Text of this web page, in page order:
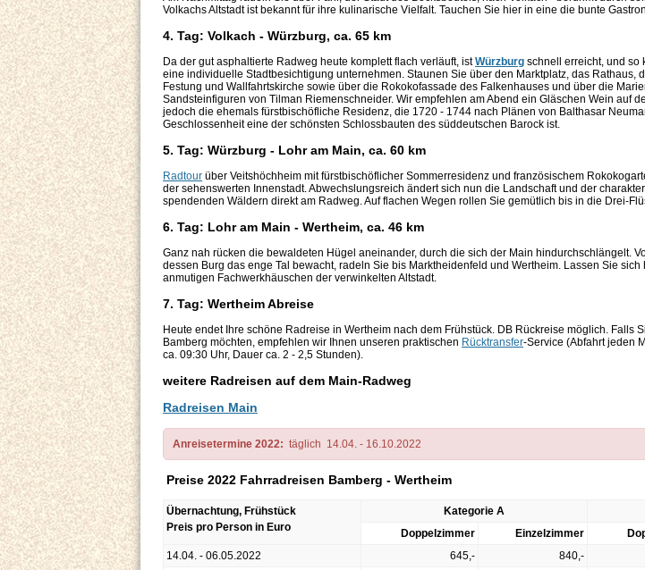
Volkachs Altstadt ist bekannt für ihre kulinarische Vielfalt. Tauchen Sie hier in eine die bunte
4. Tag: Volkach - Würzburg, ca. 65 km
Da der gut asphaltierte Radweg heute komplett flach verläuft, istWürzburg schnell erreicht, und so
eine individuelle Stadtbesichtigung unternehmen. Staunen Sie über den Marktplatz, das Rathaus,
Festung und Wallfahrtskirche sowie über die Rokokofassade des Falkenhauses und über die
Sandsteinfiguren von Tilman Riemenschneider. Wir empfehlen am Abend ein Gläschen Wein auf
jedoch die ehemals fürstbischöfliche Residenz, die 1720 - 1744 nach Plänen von Balthasar
Geschlossenheit eine der schönsten Schlossbauten des süddeutschen Barock ist.
5. Tag: Würzburg - Lohr am Main, ca. 60 km
Radtour über Veitshöchheim mit fürstbischöflicher Sommerresidenz und französischem
der sehenswerten Innenstadt. Abwechslungsreich ändert sich nun die Landschaft und der
spendenden Wäldern direkt am Radweg. Auf flachen Wegen rollen Sie gemütlich bis in die Drei-
6. Tag: Lohr am Main - Wertheim, ca. 46 km
Ganz nah rücken die bewaldeten Hügel aneinander, durch die sich der Main hindurchschlängelt.
dessen Burg das enge Tal bewacht, radeln Sie bis Marktheidenfeld und Wertheim. Lassen Sie
anmutigen Fachwerkhäuschen der verwinkelten Altstadt.
7. Tag: Wertheim Abreise
Heute endet Ihre schöne Radreise in Wertheim nach dem Frühstück. DB Rückreise möglich. Falls
Bamberg möchten, empfehlen wir Ihnen unseren praktischen Rücktransfer-Service (Abfahrt jeden
ca. 09:30 Uhr, Dauer ca. 2 - 2,5 Stunden).
weitere Radreisen auf dem Main-Radweg
Radreisen Main
Anreisetermine 2022: täglich 14.04. - 16.10.2022
Preise 2022 Fahrradreisen Bamberg - Wertheim
Übernachtung, Frühstück
Preis pro Person in Euro
Kategorie A
Doppelzimmer
Einzelzimmer
14.04. - 06.05.2022
645,- 840,-